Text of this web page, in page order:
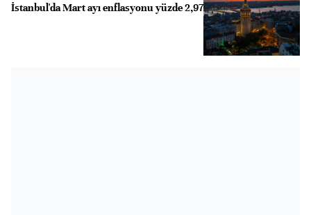
İstanbul'da Mart ayı enflasyonu yüzde 2,97